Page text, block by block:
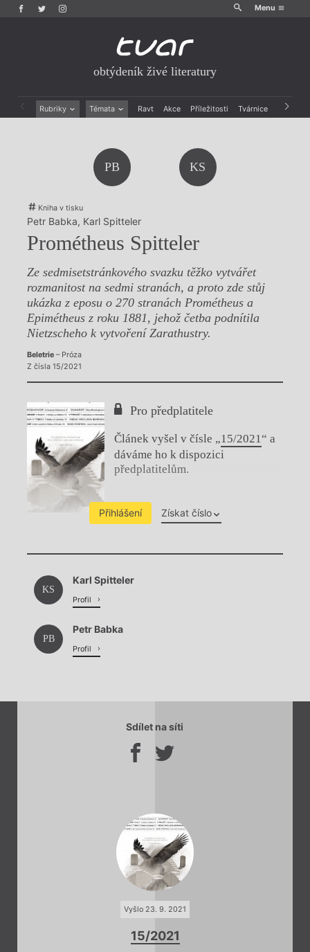
Menu
obtýdeník živé literatury
Rubriky Témata Ravt Akce Příležitosti Tvárnice Archiv
Recenze a reflexe
Historie kolonialismu
Výroční ceny
PB KS
Kniha v tisku
Petr Babka, Karl Spitteler
Prométheus Spitteler
Ze sedmisetstránkového svazku těžko vytvářet
rozmanitost na sedmi stranách, a proto zde stůj
ukázka z eposu o 270 stranách Prométheus a
Epimétheus z roku 1881, jehož četba podnítila
Nietzscheho k vytvoření Zarathustry.
Beletrie– Próza
Z čísla 15/2021
Pro předplatitele
Článek vyšel v čísle „15/2021 “ a
dáváme ho k dispozici
předplatitelům.
Přihlášení Získat číslo
Chviličku.
Načítá se.
KS
Karl Spitteler
Profil
PB
Petr Babka
Profil
Sdílet na síti
Vyšlo 23. 9. 2021
15/2021